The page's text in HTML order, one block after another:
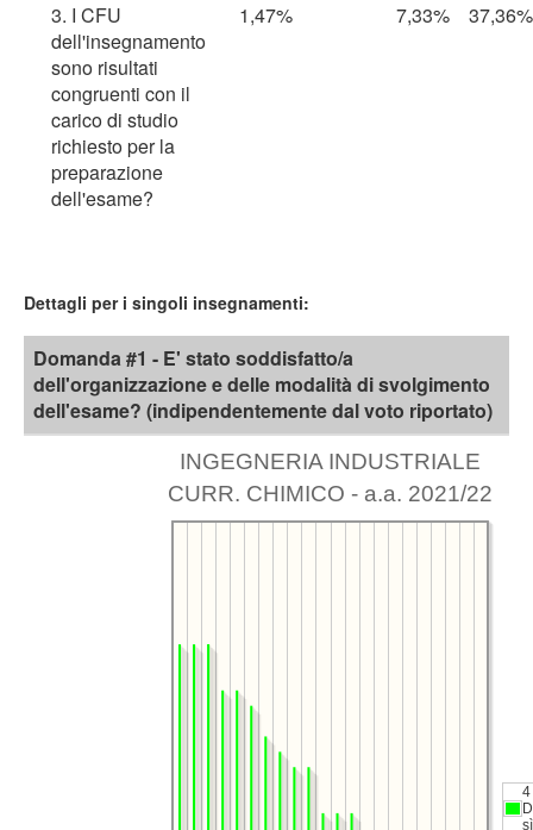
3. I CFU
dell'insegnamento
sono risultati
congruenti con il
carico di studio
richiesto per la
preparazione
dell'esame?
1,47% 7,33% 37,36%
Dettagli per i singoli insegnamenti:
Domanda #1 - E' stato soddisfatto/a
dell'organizzazione e delle modalità di svolgimento
dell'esame? (indipendentemente dal voto riportato)
INGEGNERIA INDUSTRIALE
CURR. CHIMICO - a.a. 2021/22
4
sì